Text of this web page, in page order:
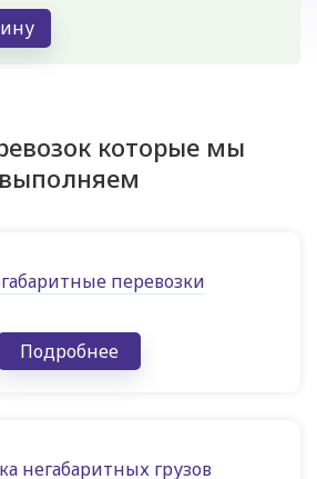
которые мы
выполняем
перевозки
Подробнее
негабаритных грузов